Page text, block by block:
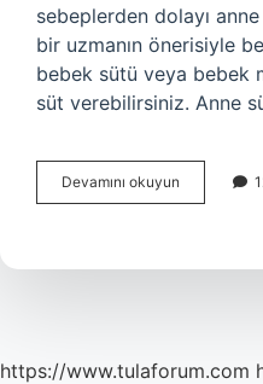
sebeplerden dolayı
bir uzmanın önerisiyle
bebek sütü veya bebek
süt verebilirsiniz. Anne
Devamını okuyun
Sütüm
Yapmalıyım
https://www.tulaforum.com